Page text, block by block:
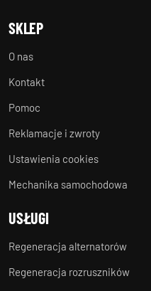
SKLEP
O nas
Kontakt
Pomoc
Reklamacje i zwroty
Ustawienia cookies
Mechanika samochodowa
USŁUGI
Regeneracja alternatorów
Regeneracja rozruszników